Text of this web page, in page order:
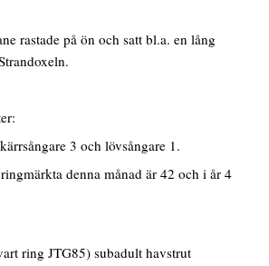
rastade på ön och satt bl.a. en lång
3 och lövsångare 1.
denna månad är 42 och i år 4
ring JTG85) subadult havstrut